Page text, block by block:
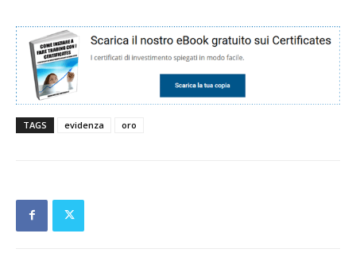
TAGS evidenza oro